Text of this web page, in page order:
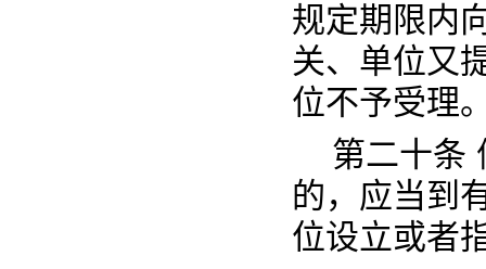
规定期限内
关、单位又
位不予受理
第二十条
的，应当到
位设立或者